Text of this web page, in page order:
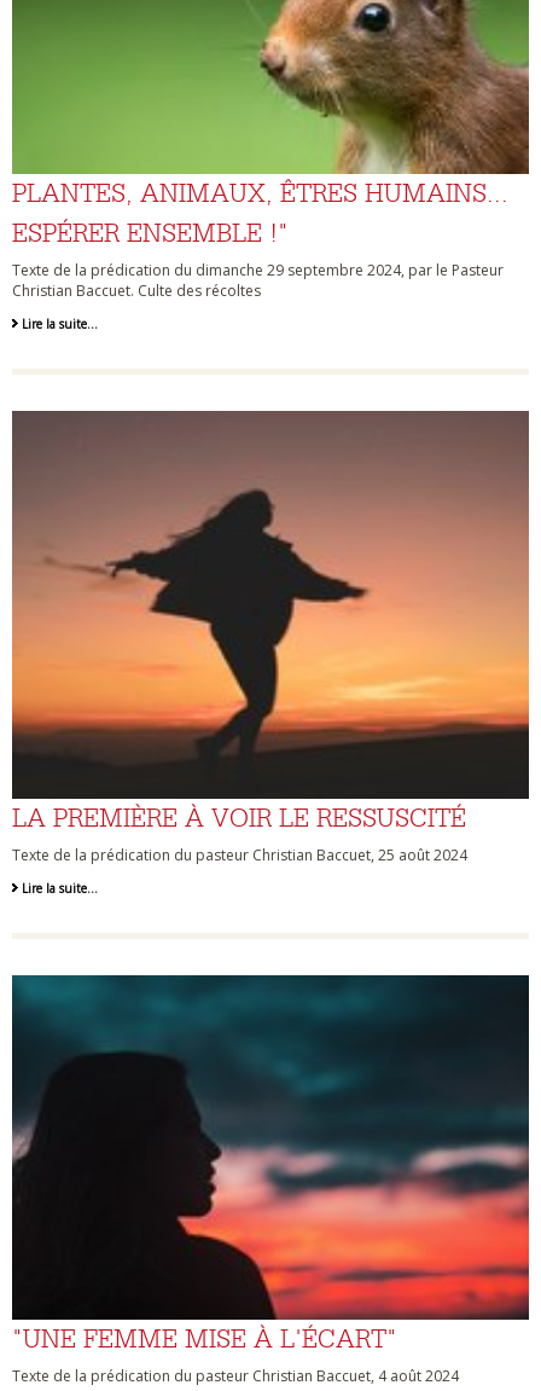
PLANTES, ANIMAUX, ÊTRES HUMAINS...
ESPÉRER ENSEMBLE !"
Texte de la prédication du dimanche 29 septembre 2024, par le Pasteur
Christian Baccuet. Culte des récoltes
Lire la suite…
LA PREMIÈRE À VOIR LE RESSUSCITÉ
Texte de la prédication du pasteur Christian Baccuet, 25 août 2024
Lire la suite…
"UNE FEMME MISE À L'ÉCART"
Texte de la prédication du pasteur Christian Baccuet, 4 août 2024